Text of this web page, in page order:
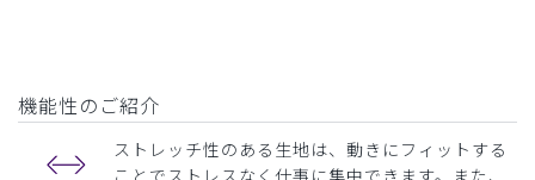
機能性のご紹介
ストレッチ性のある生地は、動きにフィットする
ことでストレスなく仕事に集中できます。また、